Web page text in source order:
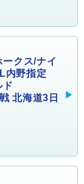
ークス/ナイ
内野指定
ド
北海道3日